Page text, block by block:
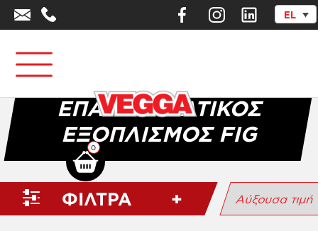
EL
0
Αρχική σελίδα Επαγγελματικός Αθλητικός Εξοπλισμός
Ενόργανη &
ΕΠΑΓΓΕΛΜΑΤΙΚΌΣ
ΕΞΟΠΛΙΣΜΌΣ FIG
ΦΙΛΤΡΑ